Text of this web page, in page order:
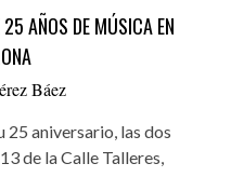
AÑOS DE MÚSICA EN
Báez
25 aniversario, las dos
de la Calle Talleres,